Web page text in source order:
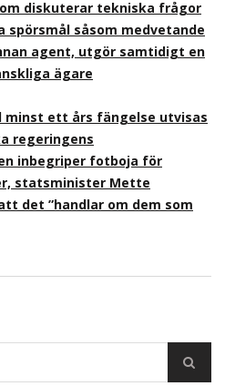
diskuterar tekniska frågor
spörsmål såsom medvetande
agent, utgör samtidigt en
ägare
minst ett års fängelse utvisas
regeringens
inbegriper fotboja för
statsminister Mette
det ”handlar om dem som